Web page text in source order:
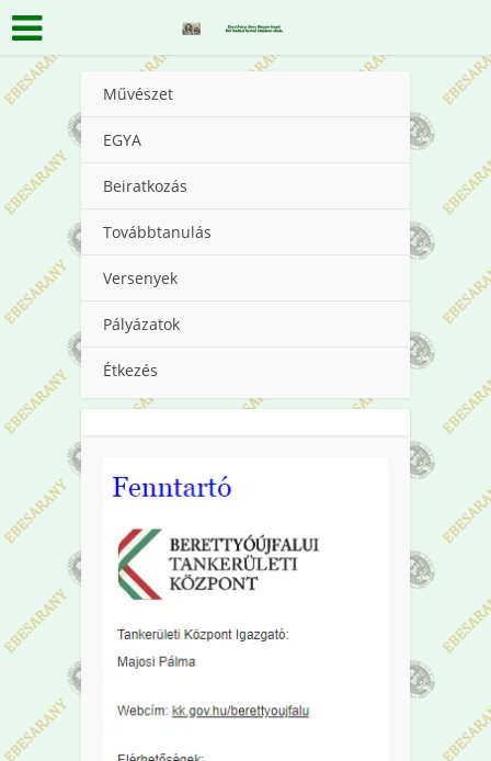
Művészet
EGYA
Beiratkozás
Továbbtanulás
Versenyek
Pályázatok
Étkezés